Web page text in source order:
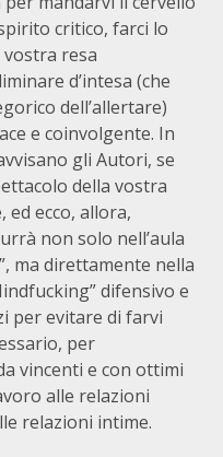
critico, farci lo
resa
d’intesa (che
dell’allertare)
e coinvolgente. In
gli Autori, se
della vostra
ed ecco, allora,
non solo nell’aula
ma direttamente nella
difensivo e
per evitare di farvi
per
vincenti e con ottimi
alle relazioni
relazioni intime.